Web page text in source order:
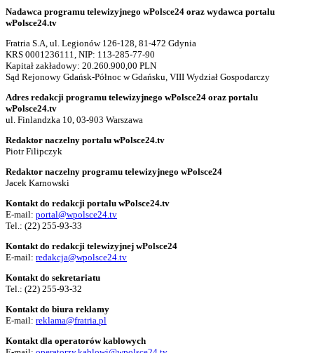
Nadawca programu telewizyjnego wPolsce24 oraz wydawca portalu
wPolsce24.tv
Fratria S.A, ul. Legionów 126-128, 81-472 Gdynia
KRS 0001236111, NIP: 113-285-77-90
Kapitał zakładowy: 20.260.900,00 PLN
Sąd Rejonowy Gdańsk-Północ w Gdańsku, VIII Wydział Gospodarczy
Adres redakcji programu telewizyjnego wPolsce24 oraz portalu
wPolsce24.tv
ul. Finlandzka 10, 03-903 Warszawa
Redaktor naczelny portalu wPolsce24.tv
Piotr Filipczyk
Redaktor naczelny programu telewizyjnego wPolsce24
Jacek Karnowski
Kontakt do redakcji portalu wPolsce24.tv
E-mail: portal@wpolsce24.tv
Tel.: (22) 255-93-33
Kontakt do redakcji telewizyjnej wPolsce24
E-mail: redakcja@wpolsce24.tv
Kontakt do sekretariatu
Tel.: (22) 255-93-32
Kontakt do biura reklamy
E-mail: reklama@fratria.pl
Kontakt dla operatorów kablowych